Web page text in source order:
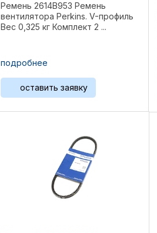
Ремень 2614B953 Ремень
вентилятора Perkins. V-профиль
Вес 0,325 кг Комплект 2 ...
подробнее
оставить заявку